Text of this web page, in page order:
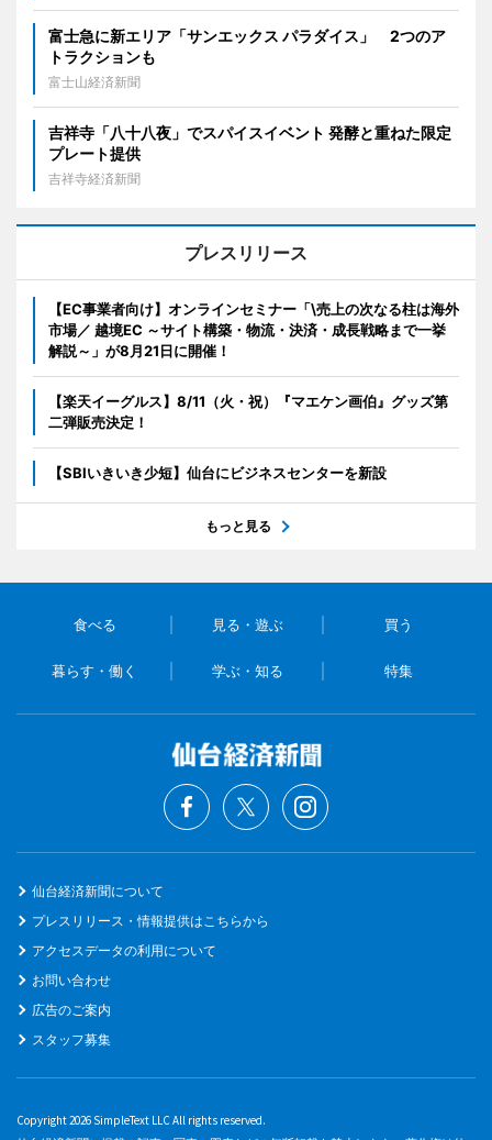
富士急に新エリア「サンエックス パラダイス」 2つのア
トラクションも
富士山経済新聞
吉祥寺「八十八夜」でスパイスイベント 発酵と重ねた限定
プレート提供
吉祥寺経済新聞
プレスリリース
【EC事業者向け】オンラインセミナー「\売上の次なる柱は海外
市場／ 越境EC ～サイト構築・物流・決済・成長戦略まで一挙
解説～」が8月21日に開催！
【楽天イーグルス】8/11（火・祝）『マエケン画伯』グッズ第
二弾販売決定！
【SBIいきいき少短】仙台にビジネスセンターを新設
もっと見る
食べる 見る・遊ぶ 買う
暮らす・働く 学ぶ・知る 特集
仙台経済新聞について
プレスリリース・情報提供はこちらから
アクセスデータの利用について
お問い合わせ
広告のご案内
スタッフ募集
Copyright 2026 SimpleText LLC All rights reserved.